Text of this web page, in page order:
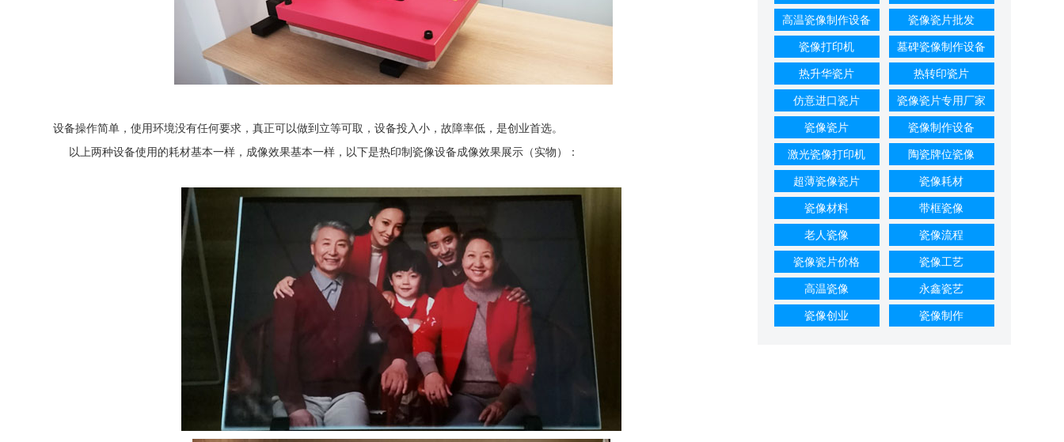
设备操作简单，使用环境没有任何要求，真正可以做到立等可取，设备投入小，故障率低，是创业首选。
以上两种设备使用的耗材基本一样，成像效果基本一样，以下是热印制瓷像设备成像效果展示（实物）：
高温瓷像制作设备 瓷像瓷片批发
瓷像打印机 墓碑瓷像制作设备
热升华瓷片 热转印瓷片
仿意进口瓷片 瓷像瓷片专用厂家
瓷像瓷片 瓷像制作设备
激光瓷像打印机 陶瓷牌位瓷像
超薄瓷像瓷片 瓷像耗材
瓷像材料 带框瓷像
老人瓷像 瓷像流程
瓷像瓷片价格 瓷像工艺
高温瓷像 永鑫瓷艺
瓷像创业 瓷像制作